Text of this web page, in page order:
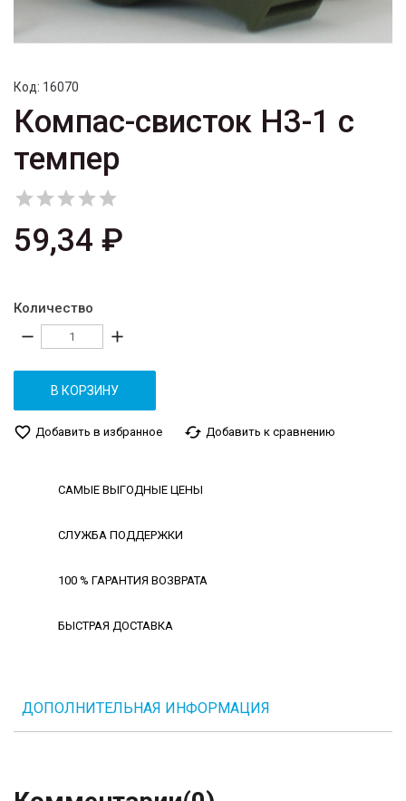
Код: 16070
Компас-свисток H3-1 c
темпер

59,34 ₽
Количество
remove add
В КОРЗИНУ
favorite_border Добавить в избранное cached Добавить к сравнению
САМЫЕ ВЫГОДНЫЕ ЦЕНЫ
СЛУЖБА ПОДДЕРЖКИ
100 % ГАРАНТИЯ ВОЗВРАТА
БЫСТРАЯ ДОСТАВКА
ДОПОЛНИТЕЛЬНАЯ ИНФОРМАЦИЯ